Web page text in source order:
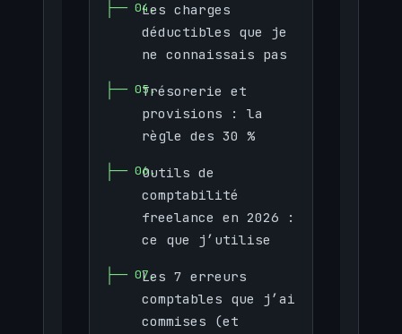
Les charges
déductibles que je
ne connaissais pas
Trésorerie et
provisions : la
règle des 30 %
Outils de
comptabilité
freelance en 2026 :
ce que j’utilise
Les 7 erreurs
comptables que j’ai
commises (et